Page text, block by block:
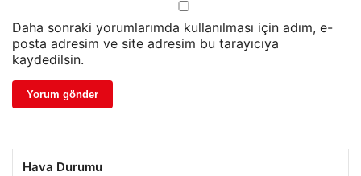
Daha sonraki yorumlarımda kullanılması için adım, e-
posta adresim ve site adresim bu tarayıcıya
kaydedilsin.
Hava Durumu